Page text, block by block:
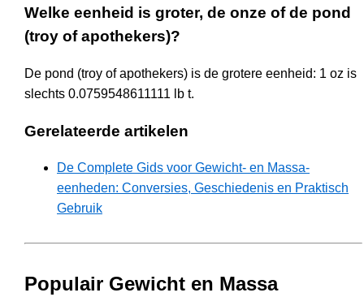
Welke eenheid is groter, de onze of de pond
(troy of apothekers)?
De pond (troy of apothekers) is de grotere eenheid: 1 oz is
slechts 0.0759548611111 lb t.
Gerelateerde artikelen
De Complete Gids voor Gewicht- en Massa-
eenheden: Conversies, Geschiedenis en Praktisch
Gebruik
Populair Gewicht en Massa